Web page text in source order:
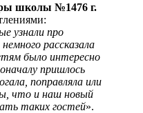
школы №1476 г.
узнали про
рассказала
было интересно
пришлось
поправляла или
что и наш новый
таких гостей».